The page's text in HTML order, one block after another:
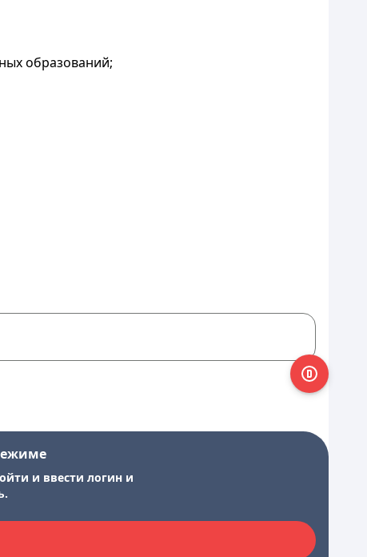
образований;
и ввести логин и